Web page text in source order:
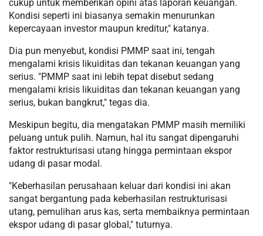
cukup untuk memberikan opini atas laporan keuangan.
Kondisi seperti ini biasanya semakin menurunkan
kepercayaan investor maupun kreditur," katanya.
Dia pun menyebut, kondisi PMMP saat ini, tengah
mengalami krisis likuiditas dan tekanan keuangan yang
serius. "PMMP saat ini lebih tepat disebut sedang
mengalami krisis likuiditas dan tekanan keuangan yang
serius, bukan bangkrut," tegas dia.
Meskipun begitu, dia mengatakan PMMP masih memiliki
peluang untuk pulih. Namun, hal itu sangat dipengaruhi
faktor restrukturisasi utang hingga permintaan ekspor
udang di pasar modal.
"Keberhasilan perusahaan keluar dari kondisi ini akan
sangat bergantung pada keberhasilan restrukturisasi
utang, pemulihan arus kas, serta membaiknya permintaan
ekspor udang di pasar global," tuturnya.